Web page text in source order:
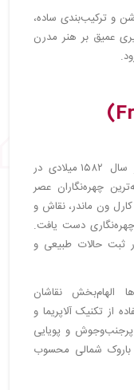
و ترکیب‌بندی ساده،
عمیق بر هنر مدرن
فرانس هالس، نقاش برجسته هلندی، در سال ۱۵۸۲ میلادی در
چهره‌نگاران عصر
ون ماندر، نقاش و
چهره‌نگاری دست یافت.
ثبت حالات طبیعی و
نقاشان
از تکنیک آلاپریما و
و پویایی
شمالی محسوب